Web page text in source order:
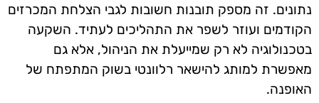
נתונים. זה מספק תובנות חשובות לגבי הצלחת המכרזים
הקודמים ועוזר לשפר את התהליכים לעתיד. השקעה
בטכנולוגיה לא רק שמייעלת את הניהול, אלא גם
מאפשרת למותג להישאר רלוונטי בשוק המתפתח של
האופנה.